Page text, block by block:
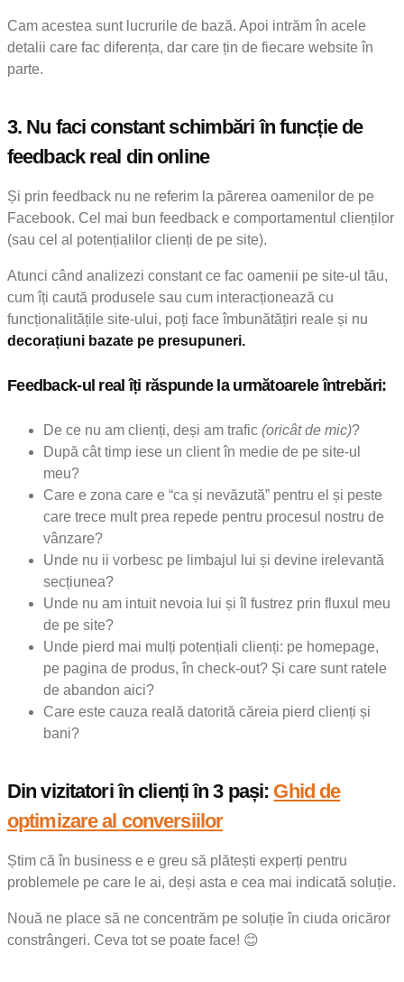
Cam acestea sunt lucrurile de bază. Apoi intrăm în acele
detalii care fac diferența, dar care țin de fiecare website în
parte.
3. Nu faci constant schimbări în funcție de
feedback real din online
Și prin feedback nu ne referim la părerea oamenilor de pe
Facebook. Cel mai bun feedback e comportamentul clienților
(sau cel al potențialilor clienți de pe site).
Atunci când analizezi constant ce fac oamenii pe site-ul tău,
cum îți caută produsele sau cum interacționează cu
funcționalitățile site-ului, poți face îmbunătățiri reale și nu
decorațiuni bazate pe presupuneri.
Feedback-ul real îți răspunde la următoarele întrebări:
De ce nu am clienți, deși am trafic (oricât de mic)?
După cât timp iese un client în medie de pe site-ul
meu?
Care e zona care e “ca și nevăzută” pentru el și peste
care trece mult prea repede pentru procesul nostru de
vânzare?
Unde nu ii vorbesc pe limbajul lui și devine irelevantă
secțiunea?
Unde nu am intuit nevoia lui și îl fustrez prin fluxul meu
de pe site?
Unde pierd mai mulți potențiali clienți: pe homepage,
pe pagina de produs, în check-out? Și care sunt ratele
de abandon aici?
Care este cauza reală datorită căreia pierd clienți și
bani?
Din vizitatori în clienți în 3 pași: Ghid de
optimizare al conversiilor
Știm că în business e e greu să plătești experți pentru
problemele pe care le ai, deși asta e cea mai indicată soluție.
Nouă ne place să ne concentrăm pe soluție în ciuda oricăror
constrângeri. Ceva tot se poate face! 😊